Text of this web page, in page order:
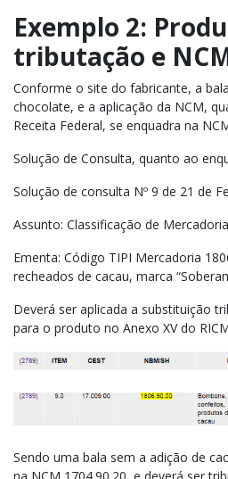
Exemplo 2:
tributação e
Conforme o site do fabricante, a
chocolate, e a aplicação da NCM,
Receita Federal, se enquadra na
Solução de Consulta, quanto ao
Solução de consulta Nº 9 de 21 de
Assunto: Classificação de
Ementa: Código TIPI Mercadoria
recheados de cacau, marca
Deverá ser aplicada a substituição
para o produto no Anexo XV do
Sendo uma bala sem a adição de